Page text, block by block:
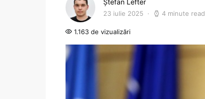
Ștefan Lefter
23 iulie 2025 4 minute read
1.163 de vizualizări